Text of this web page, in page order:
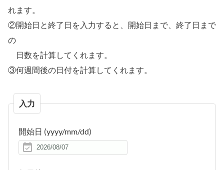
れます。
②開始日と終了日を入力すると、開始日まで、終了日まで
の
日数を計算してくれます。
③何週間後の日付を計算してくれます。
入力
開始日 (yyyy/mm/dd)